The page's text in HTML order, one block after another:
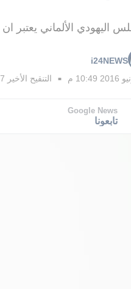
اليهودي الألماني يعتبر
i24NEWS
■ التنقيح الأخير 17
Google News
تابعونا